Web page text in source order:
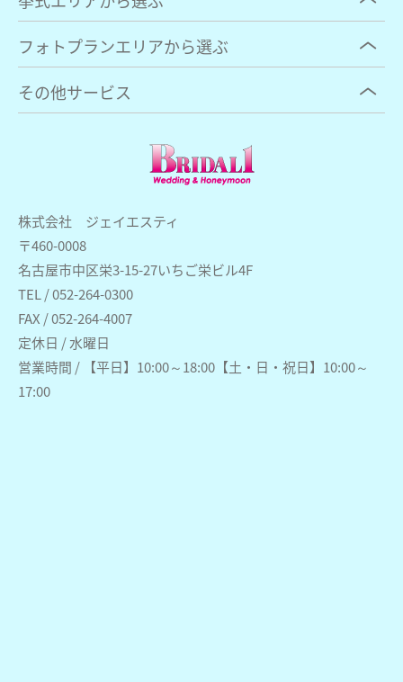
株式会社 ジェイエスティ
〒460-0008
名古屋市中区栄3-15-27いちご栄ビル4F
TEL / 052-264-0300
FAX / 052-264-4007
定休日 / 水曜日
営業時間 / 【平日】10:00～18:00【土・日・祝日】10:00～
17:00
フォトプランエリアから選ぶ
その他サービス